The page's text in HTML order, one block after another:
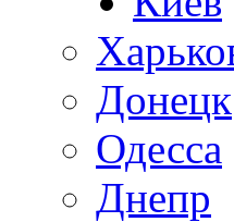
Донецк
Одесса
Днепр